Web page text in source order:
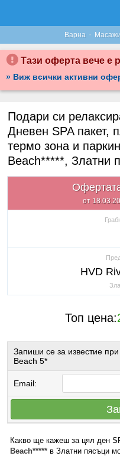
Варна ·
Тази оферта вече е
» Виж всички активни
Подари си
Дневен SPA пакет,
термо зона и
Beach*****, Златни
от
HVD
Топ цена:
Запиши се за известие
Beach 5*
Email:
Какво ще кажеш за цял ден
Beach***** в Златни пясъци